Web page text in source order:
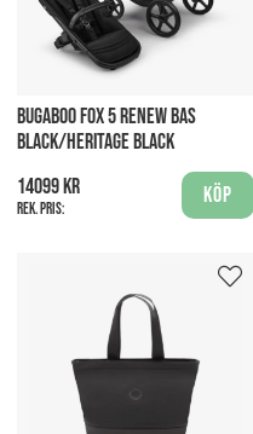
BUGABOO FOX 5 RENEW BAS
BLACK/HERITAGE BLACK
14099 kr
Rek. pris:
Köp